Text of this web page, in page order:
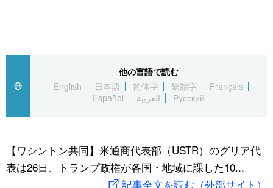
Русский
国際
社会
文化
アーカイブ
Japan Data
旅と暮らし
動画/Live
文化
科学・技術
暮らし
スポーツ・東京2020
他の言語で読む
English
日本語 简体字 繁體字
Français
Español
العربية Русский
【ワシントン共同】米通商代表部（USTR）のグリア代
表は26日、トランプ政権が各国・地域に課した10...
記事全文を読む（外部サイト）